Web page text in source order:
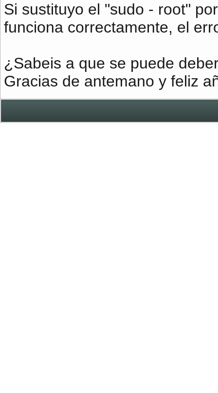
Si sustituyo el "sudo - root"
funciona correctamente, el
¿Sabeis a que se puede
Gracias de antemano y feliz